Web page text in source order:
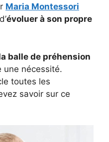
Maria Montessori
évoluer à son propre
balle de préhension
une nécessité.
toutes les
savoir sur ce